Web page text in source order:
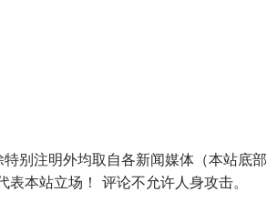
别注明外均取自各新闻媒体（本站底
本站立场！ 评论不允许人身攻击。